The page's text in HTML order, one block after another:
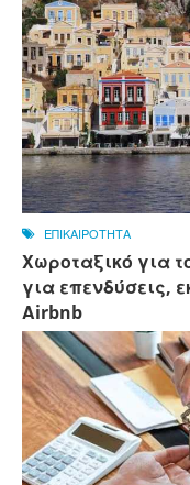
ΕΠΙΚΑΙΡΟΤΗΤΑ
Χωροταξικό για
για επενδύσεις,
Αirbnb